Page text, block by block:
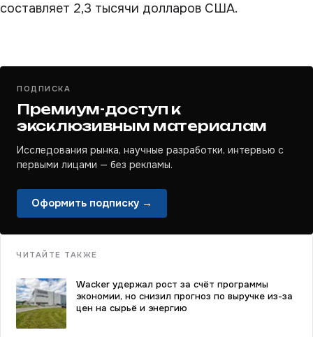
составляет 2,3 тысячи долларов США.
ПОДПИСКА
Премиум-доступ к
эксклюзивным материалам
Исследования рынка, научные разработки, интервью с
первыми лицами — без рекламы.
Оформить подписку →
ЧИТАЙТЕ ТАКЖЕ
Wacker удержал рост за счёт программы
экономии, но снизил прогноз по выручке из-за
цен на сырьё и энергию